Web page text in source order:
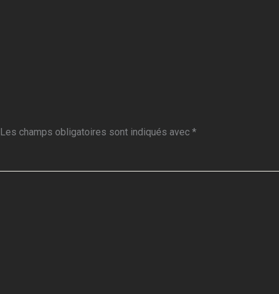
Les champs obligatoires sont indiqués avec *